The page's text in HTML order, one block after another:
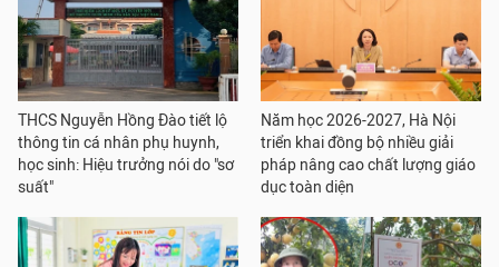
THCS Nguyễn Hồng Đào tiết lộ
thông tin cá nhân phụ huynh,
học sinh: Hiệu trưởng nói do "sơ
suất"
Năm học 2026-2027, Hà Nội
triển khai đồng bộ nhiều giải
pháp nâng cao chất lượng giáo
dục toàn diện